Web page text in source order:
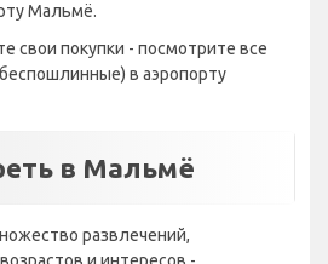
Мальмё.
свои покупки - посмотрите все
в аэропорту
в Мальмё
развлечений,